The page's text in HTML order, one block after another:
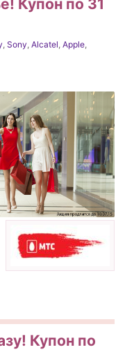
Купон по 31
, Sony, Alcatel, Apple,
Купон по